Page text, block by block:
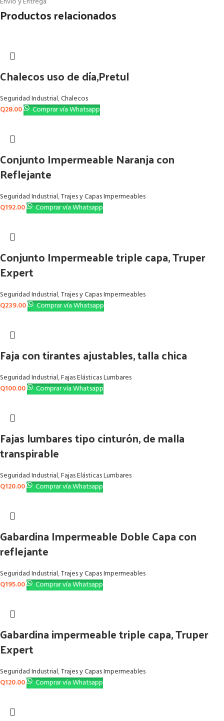
Productos relacionados
Chalecos uso de día,Pretul
Seguridad Industrial,Chalecos
Q28.00 Comprar vía Whatsapp
Conjunto Impermeable Naranja con
Reflejante
Seguridad Industrial,Trajes y Capas Impermeables
Q192.00 Comprar vía Whatsapp
Conjunto Impermeable triple capa, Truper
Expert
Seguridad Industrial,Trajes y Capas Impermeables
Q239.00 Comprar vía Whatsapp
Faja con tirantes ajustables, talla chica
Seguridad Industrial,Fajas Elásticas Lumbares
Q100.00 Comprar vía Whatsapp
Fajas lumbares tipo cinturón, de malla
transpirable
Seguridad Industrial,Fajas Elásticas Lumbares
Q120.00 Comprar vía Whatsapp
Gabardina Impermeable Doble Capa con
reflejante
Seguridad Industrial,Trajes y Capas Impermeables
Q195.00 Comprar vía Whatsapp
Gabardina impermeable triple capa, Truper
Expert
Seguridad Industrial,Trajes y Capas Impermeables
Q120.00 Comprar vía Whatsapp